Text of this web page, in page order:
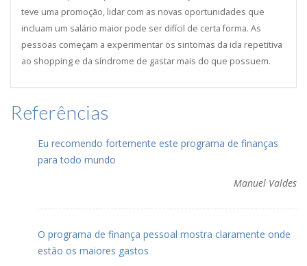
teve uma promoção, lidar com as novas oportunidades que
incluam um salário maior pode ser difícil de certa forma. As
pessoas começam a experimentar os sintomas da ida repetitiva
ao shopping e da síndrome de gastar mais do que possuem.
Referências
Eu recomendo fortemente este programa de finanças
para todo mundo
Manuel Valdes
O programa de finança pessoal mostra claramente onde
estão os maiores gastos